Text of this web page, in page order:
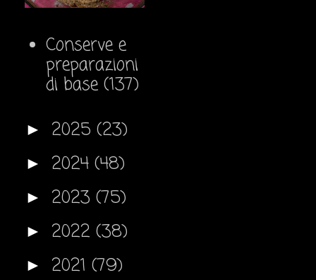
Conserve e
preparazioni
di base (137)
► 2025 (23)
► 2024 (48)
► 2023 (75)
► 2022 (38)
► 2021 (79)